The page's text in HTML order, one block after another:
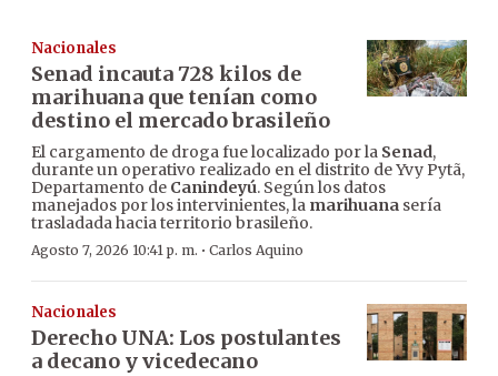
Nacionales
Senad incauta 728 kilos de
marihuana que tenían como
destino el mercado brasileño
El cargamento de droga fue localizado por la Senad,
durante un operativo realizado en el distrito de Yvy Pytã,
Departamento de Canindeyú. Según los datos
manejados por los intervinientes, la marihuana sería
trasladada hacia territorio brasileño.
Agosto 7, 2026 10:41 p. m. · Carlos Aquino
Nacionales
Derecho UNA: Los postulantes
a decano y vicedecano